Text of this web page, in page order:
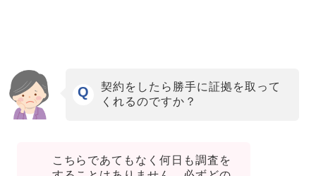
Q
契約をしたら勝手に証拠を取って
くれるのですか？
こちらであてもなく何日も調査を